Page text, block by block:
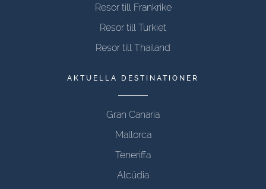
Resor till Frankrike
Resor till Turkiet
Resor till Thailand
AKTUELLA DESTINATIONER
Gran Canaria
Mallorca
Teneriffa
Alcúdia